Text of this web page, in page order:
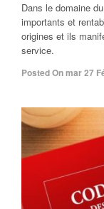
Dans le domaine
importants et
origines et ils
service.
Posted Onmar 27